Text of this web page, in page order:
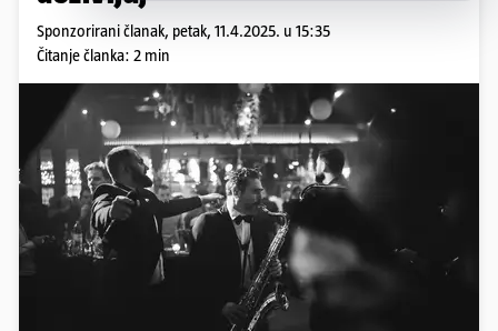
Sponzorirani članak, petak, 11.4.2025. u 15:35
Čitanje članka: 2 min